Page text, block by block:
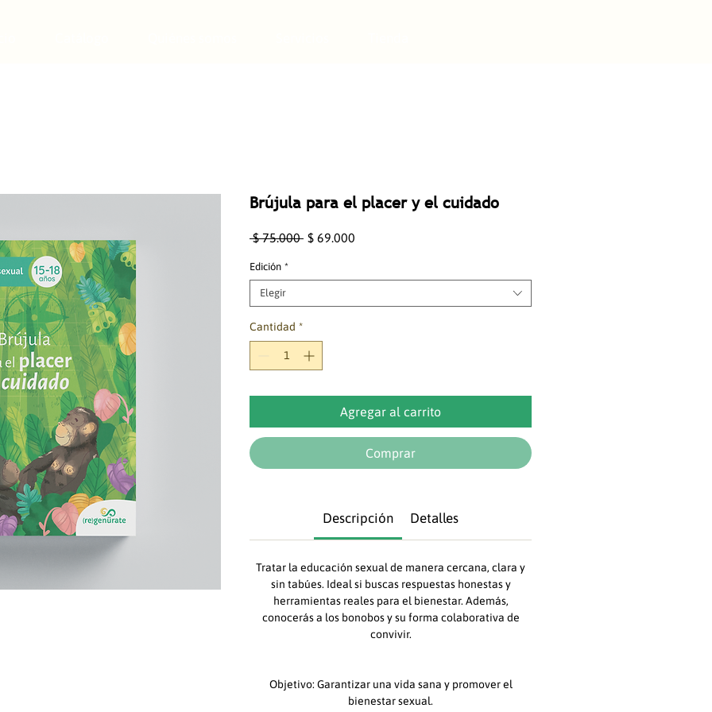
Brújula para el placer y el cuidado
$ 75.000 Precio
$ 69.000
Edición *
Elegir
Cantidad *
Agregar al carrito
Comprar
Descripción Detalles
Tratar la educación sexual de manera cercana, clara y
sin tabúes. Ideal si buscas respuestas honestas y
herramientas reales para el bienestar. Además,
conocerás a los bonobos y su forma colaborativa de
convivir.
Objetivo: Garantizar una vida sana y promover el
bienestar sexual.